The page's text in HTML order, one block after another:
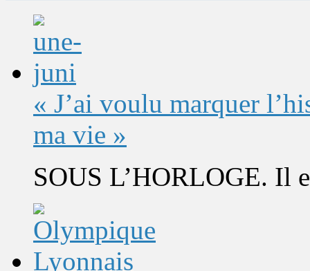
« J’ai voulu marquer
ma vie »
SOUS L’HORLOGE. Il